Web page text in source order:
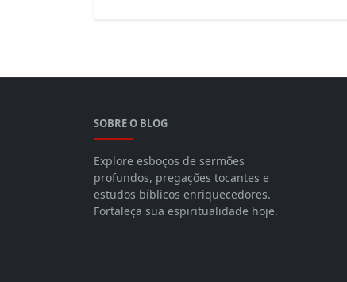
SOBRE O BLOG
Explore esboços de sermões
profundos, pregações tocantes e
estudos bíblicos enriquecedores.
Fortaleça sua espiritualidade hoje.